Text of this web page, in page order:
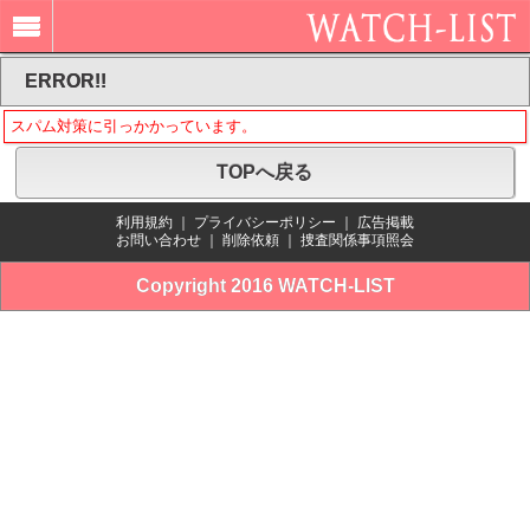
ERROR!!
スパム対策に引っかかっています。
TOPへ戻る
利用規約 プライバシーポリシー
広告掲載
お問い合わせ
削除依頼 捜査関係事項照会
Copyright 2016 WATCH-LIST